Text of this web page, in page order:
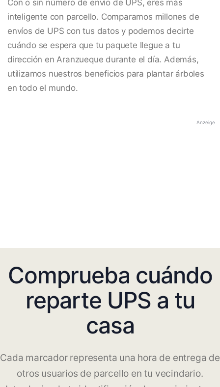
Con o sin número de envío de UPS, eres más
inteligente con parcello. Comparamos millones de
envíos de UPS con tus datos y podemos decirte
cuándo se espera que tu paquete llegue a tu
dirección en Aranzueque durante el día. Además,
utilizamos nuestros beneficios para plantar árboles
en todo el mundo.
Anzeige
Comprueba cuándo
reparte UPS a tu
casa
Cada marcador representa una hora de entrega de
otros usuarios de parcello en tu vecindario.